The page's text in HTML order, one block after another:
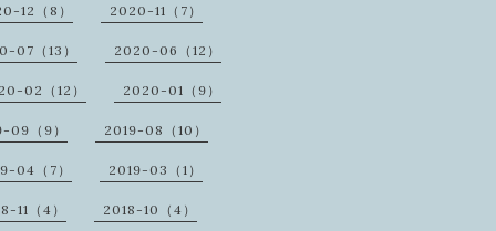
12（8） 2020-11（7）
07（13） 2020-06（12）
02（12） 2020-01（9）
09（9） 2019-08（10）
04（7） 2019-03（1）
11（4） 2018-10（4）